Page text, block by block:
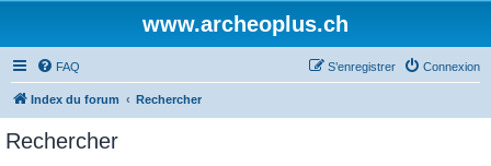
www.archeoplus.ch
FAQ Connexion
S’enregistrer
Index du forum Rechercher
Rechercher